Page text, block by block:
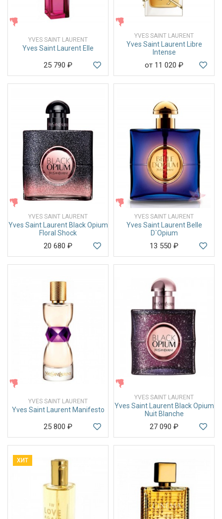
YVES SAINT LAURENT
Yves Saint Laurent Elle
25 790 ₽
YVES SAINT LAURENT
Yves Saint Laurent Libre
Intense
от 11 020 ₽
ЖЕНСКИЕ
YVES SAINT LAURENT
Yves Saint Laurent Black Opium
Floral Shock
20 680 ₽
ЖЕНСКИЕ
YVES SAINT LAURENT
Yves Saint Laurent Belle
D`Opium
13 550 ₽
ЖЕНСКИЕ
YVES SAINT LAURENT
Yves Saint Laurent Manifesto
25 800 ₽
YVES SAINT LAURENT
Yves Saint Laurent Black Opium
Nuit Blanche
27 090 ₽
ХИТ